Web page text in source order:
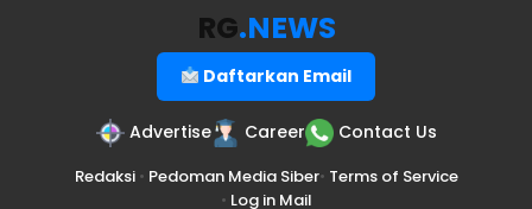
RG.NEWS
Daftarkan Email
Advertise Career Contact Us
Redaksi• Pedoman Media Siber• Terms of Service
• Log in Mail